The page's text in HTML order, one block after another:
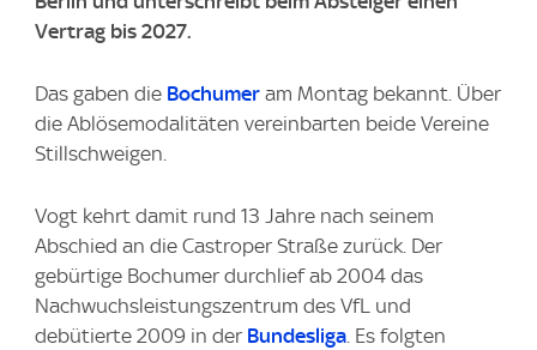
Vertrag bis 2027.
Das gaben die Bochumer am Montag bekannt. Über
die Ablösemodalitäten vereinbarten beide Vereine
Stillschweigen.
Vogt kehrt damit rund 13 Jahre nach seinem
Abschied an die Castroper Straße zurück. Der
gebürtige Bochumer durchlief ab 2004 das
Nachwuchsleistungszentrum des VfL und
debütierte 2009 in der Bundesliga. Es folgten